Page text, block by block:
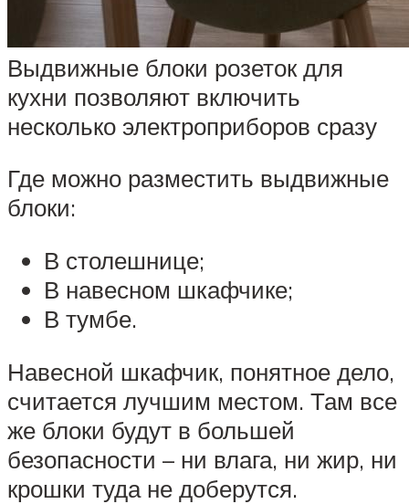
Выдвижные блоки розеток для
кухни позволяют включить
несколько электроприборов сразу
Где можно разместить выдвижные
блоки:
В столешнице;
В навесном шкафчике;
В тумбе.
Навесной шкафчик, понятное дело,
считается лучшим местом. Там все
же блоки будут в большей
безопасности – ни влага, ни жир, ни
крошки туда не доберутся.